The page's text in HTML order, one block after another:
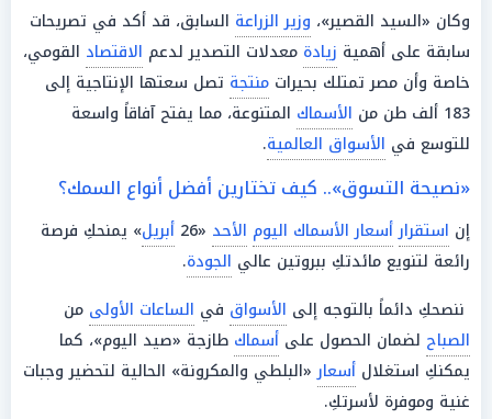
وكان «السيد القصير»، وزير الزراعة السابق، قد أكد في تصريحات
سابقة على أهمية زيادة معدلات التصدير لدعم الاقتصاد القومي،
خاصة وأن مصر تمتلك بحيرات منتجة تصل سعتها الإنتاجية إلى
183 ألف طن من
الأسماك المتنوعة، مما يفتح آفاقاً واسعة
للتوسع في الأسواق العالمية.
«نصيحة التسوق».. كيف تختارين أفضل أنواع السمك؟
إن استقرارأسعار الأسماك اليوم الأحد «26 أبريل» يمنحكِ فرصة
رائعة لتنويع مائدتكِ ببروتين عالي الجودة.
ننصحكِ دائماً بالتوجه إلى الأسواق في الساعات الأولى من
الصباح لضمان الحصول على أسماك طازجة «صيد اليوم»، كما
يمكنكِ استغلال أسعار«البلطي والمكرونة» الحالية لتحضير وجبات
غنية وموفرة لأسرتكِ.